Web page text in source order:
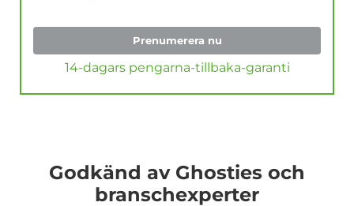
Prenumerera nu
14-dagars pengarna-tillbaka-garanti
Godkänd av Ghosties och
branschexperter